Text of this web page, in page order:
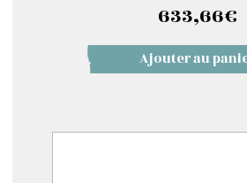
633,66€
Ajouter au